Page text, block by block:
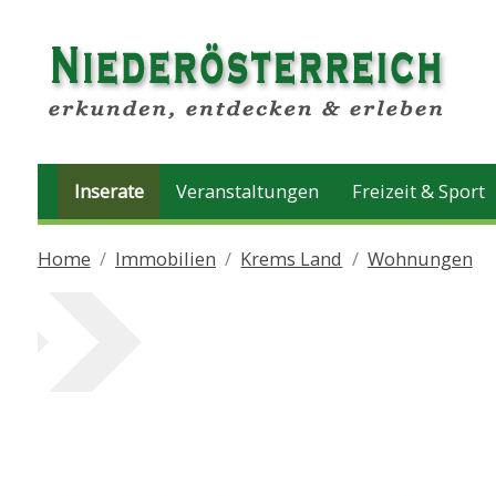
Inserate Veranstaltungen Freizeit & Sport
Home Immobilien Krems Land Wohnungen